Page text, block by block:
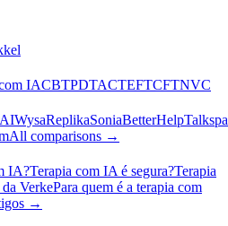
IACBTPDTACTEFTCFTNVC
WysaReplikaSoniaBetterHelp
All comparisons →
IA?Terapia com IA é segura?Terapia
VerkePara quem é a terapia com
→